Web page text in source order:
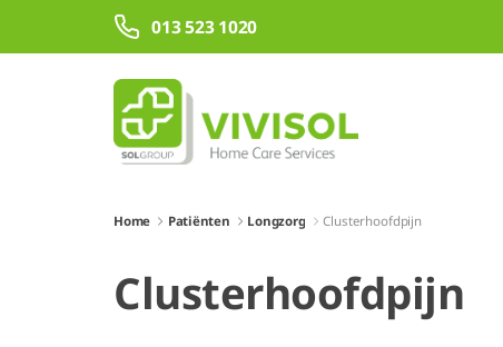
Skip to Main Content013 523 1020
Home Patiënten Longzorg Clusterhoofdpijn
Clusterhoofdpijn